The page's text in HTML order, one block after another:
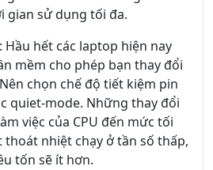
gian sử dụng tối đa.
Hầu hết các laptop hiện nay
mềm cho phép bạn thay đổi
chọn chế độ tiết kiệm pin
quiet-mode. Những thay đổi
việc của CPU đến mức tối
nhiệt chạy ở tần số thấp,
tốn sẽ ít hơn.